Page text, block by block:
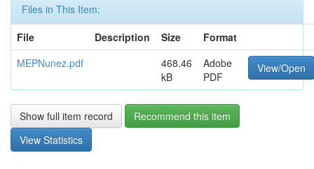
Files in This Item:
File
Description Size
Format
MEPNunez.pdf
468.46
kB
Adobe
PDF
View/Open
Show full item record
Recommend this item
View Statistics